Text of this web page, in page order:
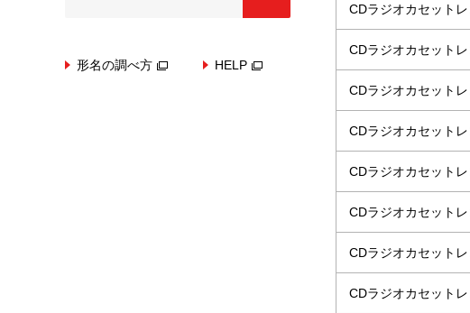
形名の調べ方 HELP
CDラジオカセット
CDラジオカセット
CDラジオカセット
CDラジオカセット
CDラジオカセット
CDラジオカセット
CDラジオカセット
CDラジオカセット